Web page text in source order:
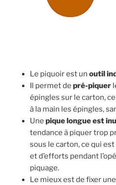
Le piquoir est unoutil
Il permet depré-piquer
épingles sur le carton,
à la main les épingles,
Unepique longue est
tendance à piquer trop
sous le carton, ce qui
et d’efforts pendant
piquage.
Le mieux est de fixer